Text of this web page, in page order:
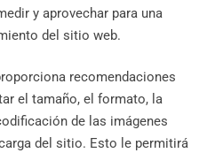
y aprovechar para una
del sitio web.
recomendaciones
el tamaño, el formato, la
de las imágenes
del sitio. Esto le permitirá